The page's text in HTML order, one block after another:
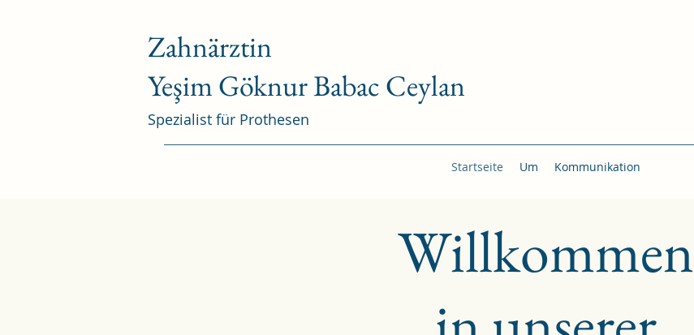
Zahnärztin
Yeşim Göknur Babac Ceylan
Spezialist für Prothesen
Startseite Um Kommunikation
Willkommen